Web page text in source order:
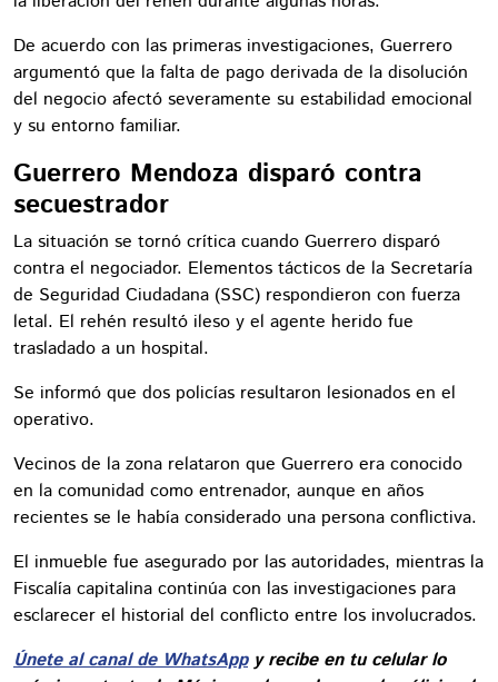
De acuerdo con las primeras investigaciones, Guerrero
argumentó que la falta de pago derivada de la disolución
del negocio afectó severamente su estabilidad emocional
y su entorno familiar.
Guerrero Mendoza disparó contra
secuestrador
La situación se tornó crítica cuando Guerrero disparó
contra el negociador. Elementos tácticos de la Secretaría
de Seguridad Ciudadana (SSC) respondieron con fuerza
letal. El rehén resultó ileso y el agente herido fue
trasladado a un hospital.
Se informó que dos policías resultaron lesionados en el
operativo.
Vecinos de la zona relataron que Guerrero era conocido
en la comunidad como entrenador, aunque en años
recientes se le había considerado una persona conflictiva.
El inmueble fue asegurado por las autoridades, mientras la
Fiscalía capitalina continúa con las investigaciones para
esclarecer el historial del conflicto entre los involucrados.
Únete al canal de WhatsAppy recibe en tu celular lo